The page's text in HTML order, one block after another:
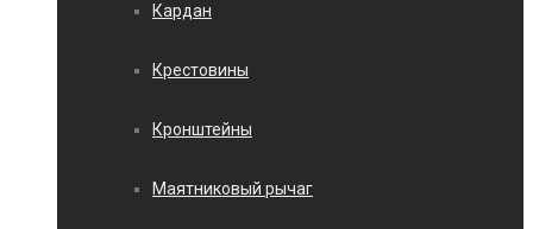
Кардан
Крестовины
Кронштейны
Маятниковый рычаг